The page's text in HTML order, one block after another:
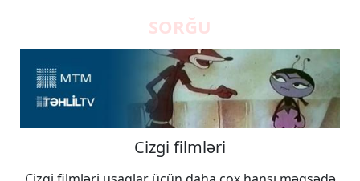
SORĞU
Cizgi filmləri